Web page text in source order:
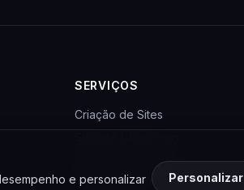
SERVIÇOS
Criação de Sites
Fábrica de Software
Para Agências
e personalizar
Personalizar